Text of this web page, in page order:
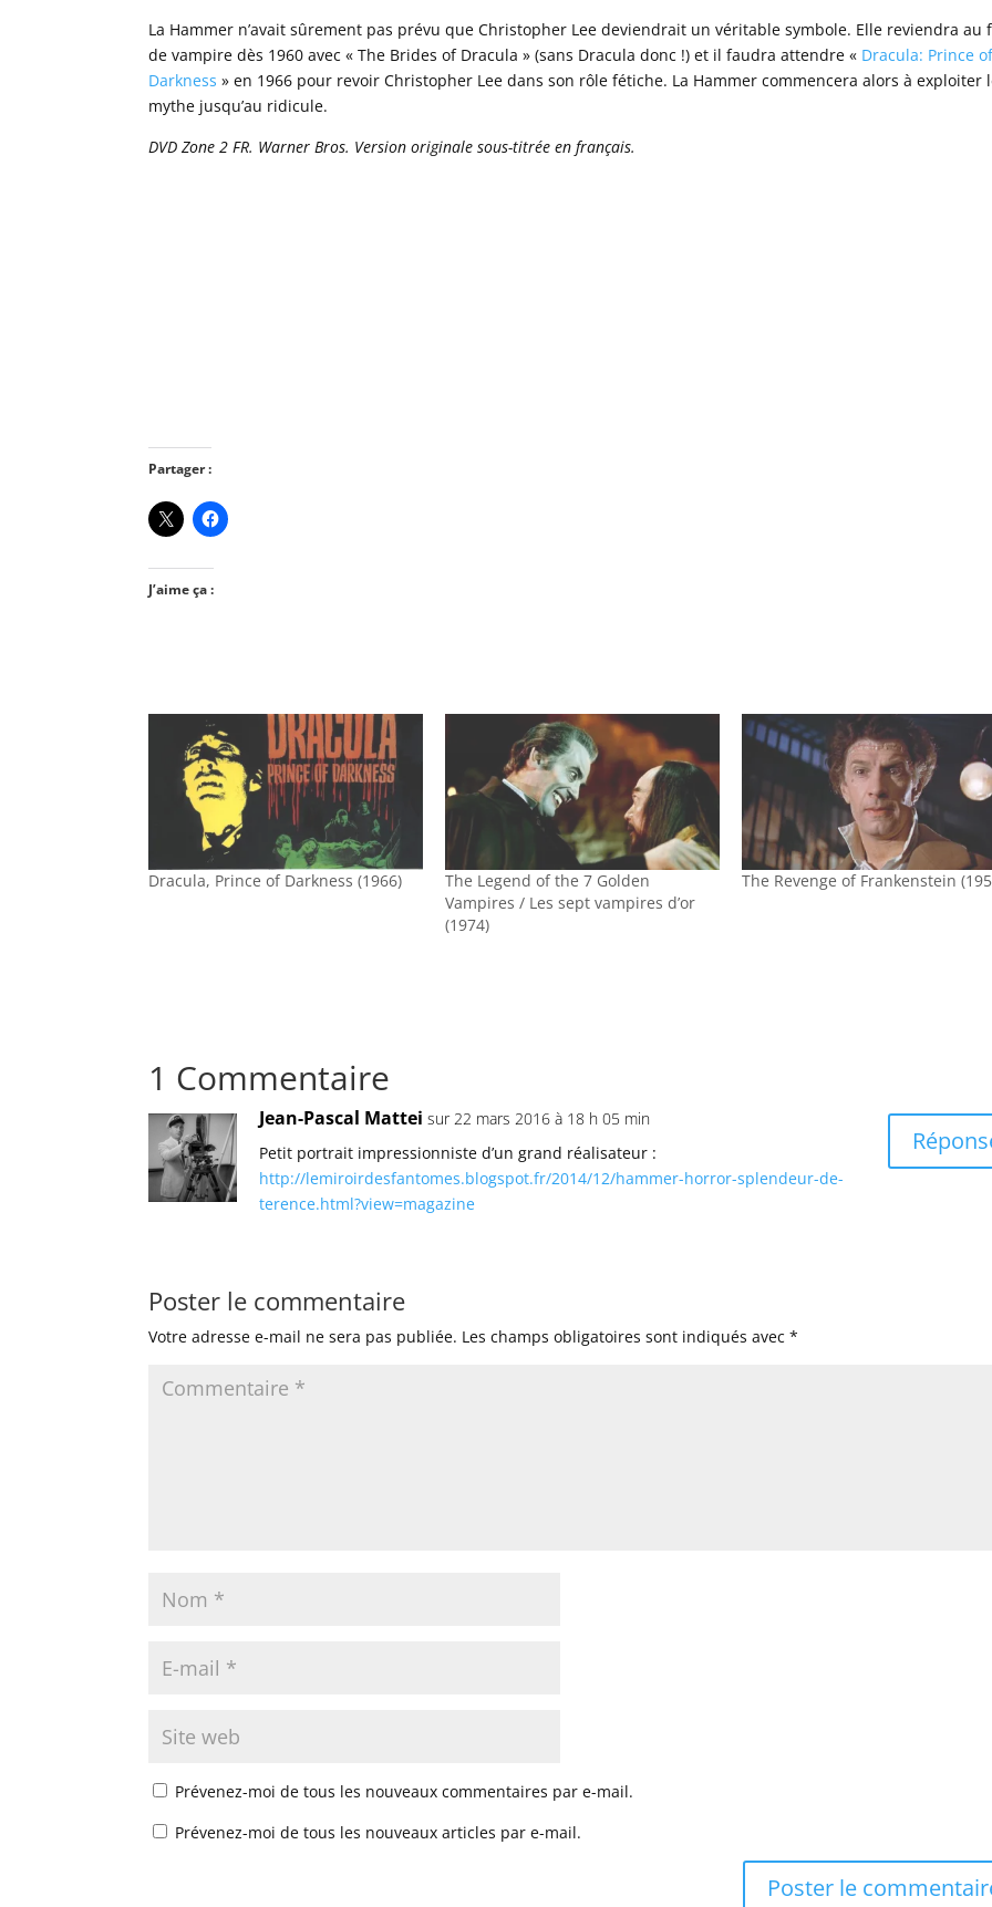
La Hammer n’avait sûrement pas prévu que Christopher Lee deviendrait un véritable symbole. Elle reviendra au
de vampire dès 1960 avec « The Brides of Dracula » (sans Dracula donc !) et il faudra attendre « Dracula: Prince
Darkness » en 1966 pour revoir Christopher Lee dans son rôle fétiche. La Hammer commencera alors à exploiter
mythe jusqu’au ridicule.
DVD Zone 2 FR. Warner Bros. Version originale sous-titrée en français.
Partager :
J’aime ça :
Dracula, Prince of Darkness (1966)
The Legend of the 7 Golden
Vampires / Les sept vampires d’or
(1974)
The Revenge of Frankenstein
1 Commentaire
Jean-Pascal Mattei sur 22 mars 2016 à 18 h 05 min
Petit portrait impressionniste d’un grand réalisateur :
http://lemiroirdesfantomes.blogspot.fr/2014/12/hammer-horror-splendeur-de-
terence.html?view=magazine
Poster le commentaire
Votre adresse e-mail ne sera pas publiée. Les champs obligatoires sont indiqués avec*
Prévenez-moi de tous les nouveaux commentaires par e-mail.
Prévenez-moi de tous les nouveaux articles par e-mail.